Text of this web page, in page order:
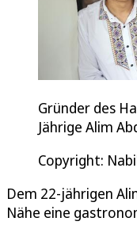
Gründer des
Jährige Alim
Copyright:
Dem 22-jährigen
Nähe eine